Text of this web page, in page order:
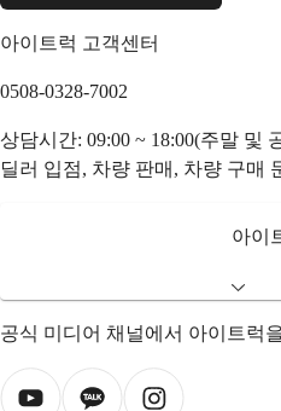
아이트럭 고객센터
0508-0328-7002
상담시간: 09:00 ~ 18:00(주말 및
딜러 입점, 차량 판매, 차량 구매
아이
공식 미디어 채널에서 아이트럭